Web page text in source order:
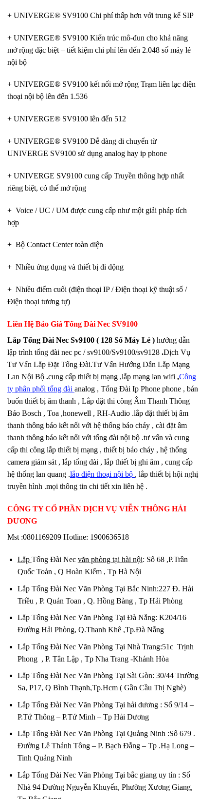
+ UNIVERGE® SV9100 Chi phí thấp hơn với trung kế SIP
+ UNIVERGE® SV9100 Kiến trúc mô-đun cho khả năng
mở rộng đặc biệt – tiết kiệm chi phí lên đến 2.048 số máy lẻ
nội bộ
+ UNIVERGE® SV9100 kết nối mở rộng Trạm liên lạc điện
thoại nội bộ lên đến 1.536
+ UNIVERGE® SV9100 lên đến 512
+ UNIVERGE® SV9100 Dễ dàng di chuyển từ
UNIVERGE SV9100 sử dụng analog hay ip phone
+ UNIVERGE SV9100 cung cấp Truyền thông hợp nhất
riêng biệt, có thể mở rộng
+ Voice / UC / UM được cung cấp như một giải pháp tích
hợp
+ Bộ Contact Center toàn diện
+ Nhiều ứng dụng và thiết bị di động
+ Nhiều điểm cuối (điện thoại IP / Điện thoại kỹ thuật số /
Điện thoại tương tự)
Liên Hệ Báo Giá Tổng Đài Nec SV9100
Lắp Tổng Đài Nec Sv9100 ( 128 Số Máy Lẻ ) hướng dẫn
lập trình tổng đài nec pc / sv9100/Sv9100/sv9128 .Dịch Vụ
Tư Vấn Lắp Đặt Tổng Đài.Tư Vấn Hướng Dẫn Lắp Mạng
Lan Nội Bộ .cung cấp thiết bị mạng ,lắp mạng lan wifi ,Công
ty phân phối tổng đài analog , Tổng Đài Ip Phone phone , bán
buốn thiết bị âm thanh , Lắp đặt thi công Âm Thanh Thông
Báo Bosch , Toa ,honewell , RH-Audio .lắp đặt thiết bị âm
thanh thông báo kết nối với hệ thống báo cháy , cài đặt âm
thanh thông báo kết nối với tổng đài nội bộ .tư vấn và cung
cấp thi công lắp thiết bị mạng , thiết bị báo cháy , hệ thống
camera giám sát , lắp tổng đài , lắp thiết bị ghi âm , cung cấp
hệ thống lan quang .lắp điện thoại nội bộ , lắp thiết bị hội nghị
truyền hình .mọi thông tin chi tiết xin liên hệ .
CÔNG TY CỔ PHẦN DỊCH VỤ VIỄN THÔNG HẢI
DƯƠNG
Mst :0801169209 Hotline: 1900636518
Lắp Tổng Đài Nec văn phòng tại hài nội: Số 68 ,P.Trần
Quốc Toản , Q Hoàn Kiếm , Tp Hà Nội
Lắp Tổng Đài Nec Văn Phòng Tại Bắc Ninh:227 Đ. Hải
Triều , P. Quán Toan , Q. Hồng Bàng , Tp Hải Phòng
Lắp Tổng Đài Nec Văn Phòng Tại Đà Nẵng: K204/16
Đường Hải Phòng, Q.Thanh Khê ,Tp.Đà Nẵng
Lắp Tổng Đài Nec Văn Phòng Tại Nhà Trang:51c Trịnh
Phong , P. Tân Lập , Tp Nha Trang -Khánh Hòa
Lắp Tổng Đài Nec Văn Phòng Tại Sài Gòn: 30/44 Trường
Sa, P17, Q Bình Thạnh,Tp.Hcm ( Gần Cầu Thị Nghè)
Lắp Tổng Đài Nec Văn Phòng Tại hải dương : Số 9/14 –
P.Tứ Thông – P.Tứ Minh – Tp Hải Dương
Lắp Tổng Đài Nec Văn Phòng Tại Quảng Ninh :Số 679 .
Đường Lê Thánh Tông – P. Bạch Đằng – Tp .Hạ Long –
Tinh Quảng Ninh
Lắp Tổng Đài Nec Văn Phòng Tại bắc giang uy tín : Số
Nhà 94 Đường Nguyễn Khuyến, Phường Xương Giang,